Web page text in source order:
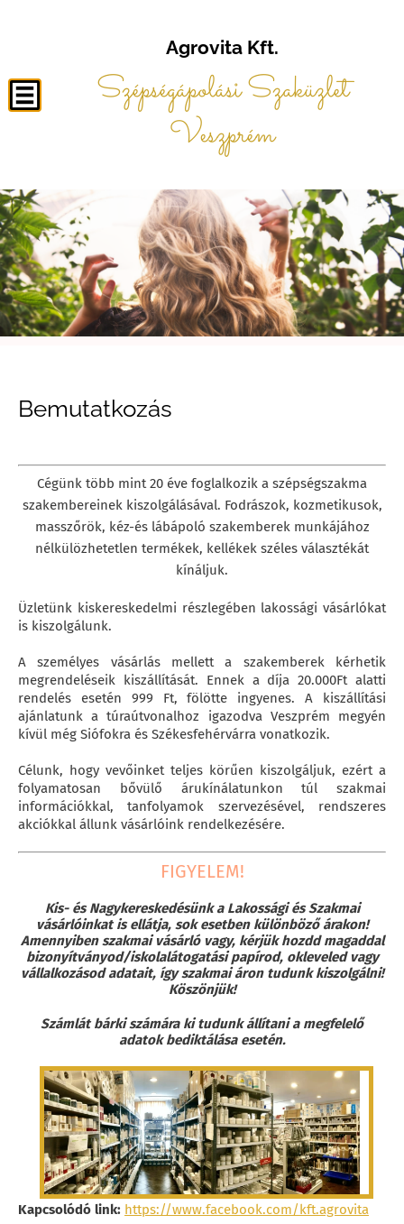
Agrovita Kft.
Szépségápolási Szaküzlet
Veszprém
Bemutatkozás
Cégünk több mint 20 éve foglalkozik a szépségszakma
szakembereinek kiszolgálásával. Fodrászok, kozmetikusok,
masszőrök, kéz-és lábápoló szakemberek munkájához
nélkülözhetetlen termékek, kellékek széles választékát
kínáljuk.
Üzletünk kiskereskedelmi részlegében lakossági vásárlókat
is kiszolgálunk.
A személyes vásárlás mellett a szakemberek kérhetik
megrendeléseik kiszállítását. Ennek a díja 20.000Ft alatti
rendelés esetén 999 Ft, fölötte ingyenes. A kiszállítási
ajánlatunk a túraútvonalhoz igazodva Veszprém megyén
kívül még Siófokra és Székesfehérvárra vonatkozik.
Célunk, hogy vevőinket teljes körűen kiszolgáljuk, ezért a
folyamatosan bővülő árukínálatunkon túl szakmai
információkkal, tanfolyamok szervezésével, rendszeres
akciókkal állunk vásárlóink rendelkezésére.
FIGYELEM!
Kis- és Nagykereskedésünk a Lakossági és Szakmai
vásárlóinkat is ellátja, sok esetben különböző árakon!
Amennyiben szakmai vásárló vagy, kérjük hozdd magaddal
bizonyítványod/iskolalátogatási papírod, okleveled vagy
vállalkozásod adatait, így szakmai áron tudunk kiszolgálni!
Köszönjük!
Számlát bárki számára ki tudunk állítani a megfelelő
adatok bediktálása esetén.
Kapcsolódó link: https://www.facebook.com/kft.agrovita